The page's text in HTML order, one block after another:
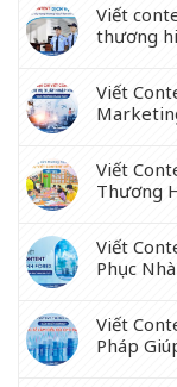
Viết
thương
Viết
Viết
Thương
Viết
Phục
Viết
Pháp